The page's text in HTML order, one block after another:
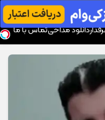
دانلود مداحیتماس با ما